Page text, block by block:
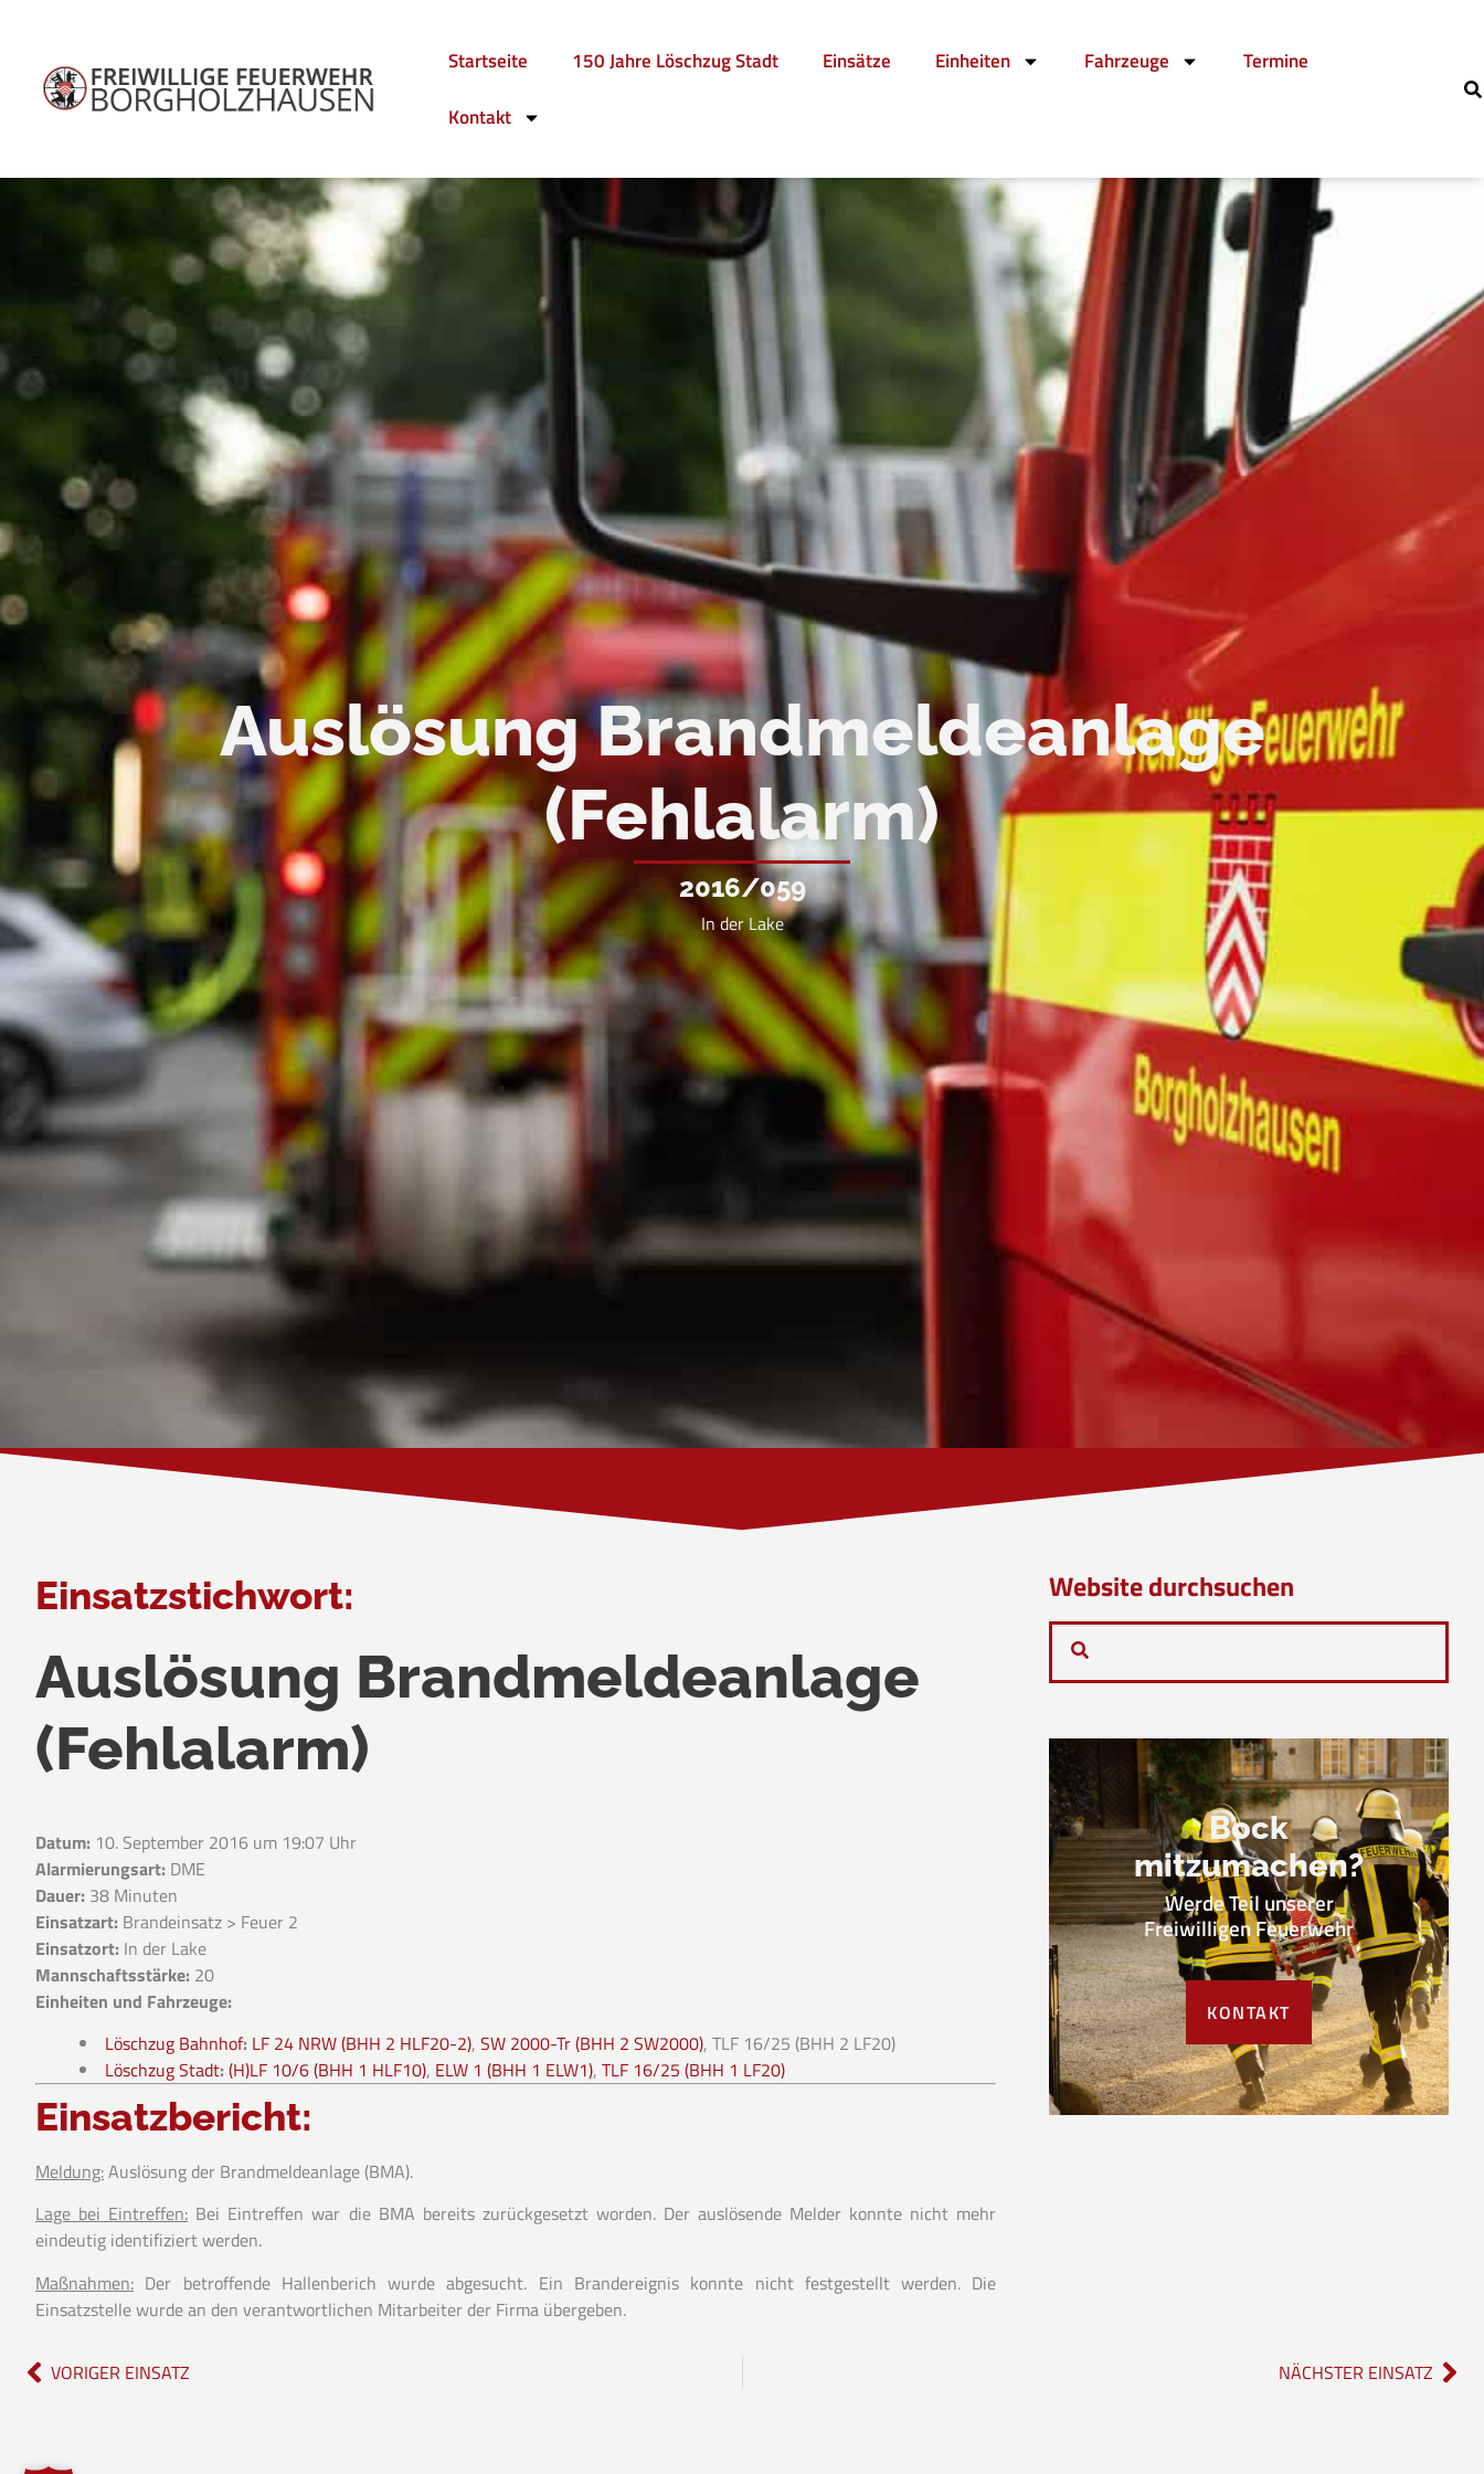
Startseite 150 Jahre Löschzug Stadt Einsätze Einheiten Fahrzeuge
Termine
Kontakt
Auslösung Brandmeldeanlage
(Fehlalarm)
2016/059
In der Lake
Einsatzstichwort:
Auslösung Brandmeldeanlage
(Fehlalarm)
Datum: 10. September 2016 um 19:07 Uhr
Alarmierungsart: DME
Dauer: 38 Minuten
Einsatzart: Brandeinsatz > Feuer 2
Einsatzort: In der Lake
Mannschaftsstärke: 20
Einheiten und Fahrzeuge:
Löschzug Bahnhof: LF 24 NRW (BHH 2 HLF20-2), SW 2000-Tr (BHH 2 SW2000), TLF 16/25 (BHH 2 LF20)
Löschzug Stadt:(H)LF 10/6 (BHH 1 HLF10), ELW 1 (BHH 1 ELW1), TLF 16/25 (BHH 1 LF20)
Einsatzbericht:
Meldung:Auslösung der Brandmeldeanlage (BMA).
Lage bei Eintreffen: Bei Eintreffen war die BMA bereits zurückgesetzt worden. Der auslösende Melder konnte nicht mehr
eindeutig identifiziert werden.
Maßnahmen: Der betroffende Hallenberich wurde abgesucht. Ein Brandereignis konnte nicht festgestellt werden. Die
Einsatzstelle wurde an den verantwortlichen Mitarbeiter der Firma übergeben.
Website durchsuchen
Bock
mitzumachen?
Werde Teil unserer
Freiwilligen Feuerwehr
KONTAKT
VORIGER EINSATZ NÄCHSTER EINSATZ